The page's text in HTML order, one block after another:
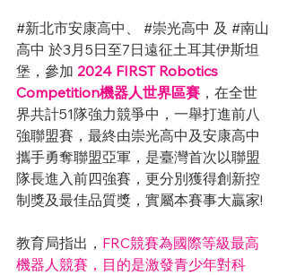
#新北市安康高中 #崇光高中 及 #南山
高中 於3月5日至7日遠征土耳其伊斯坦
堡，參加 2024 FIRST Robotics
Competition機器人世界區賽 ，在全世
界共計51隊強力競爭中，一舉打進前八
強聯盟賽，最終由崇光高中及安康高中
攜手勇奪聯盟亞軍，是臺灣首次以聯盟
隊長進入前四強賽，更分別獲得創新控
制獎及最佳品質獎，實屬本賽事大贏家!
教育局指出， FRC競賽為國際等級最高
機器人競賽，目的是激發青少年對科